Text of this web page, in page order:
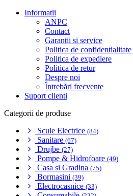
Informatii
ANPC
Contact
Garantii si service
Politica de confidentialitate
Politica de expediere
Politica de retur
Despre noi
Întrebări frecvente
Suport clienti
Categorii de produse
Scule Electrice (84)
Sanitare (67)
Drujbe (27)
Pompe & Hidrofoare (49)
Casa si Gradina (75)
Bormasini (39)
Electrocasnice (33)